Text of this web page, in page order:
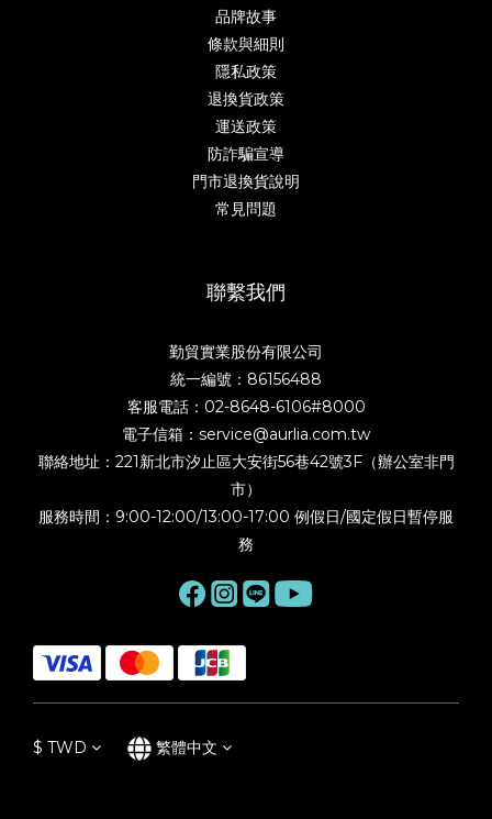
品牌故事
條款與細則
隱私政策
退換貨政策
運送政策
防詐騙宣導
門市退換貨說明
常見問題
聯繫我們
勤貿實業股份有限公司
統一編號：86156488
客服電話：02-8648-6106#8000
電子信箱：service@aurlia.com.tw
聯絡地址：221新北市汐止區大安街56巷42號3F（辦公室非門
市）
服務時間：9:00-12:00/13:00-17:00 例假日/國定假日暫停服
務
$ TWD 繁體中文